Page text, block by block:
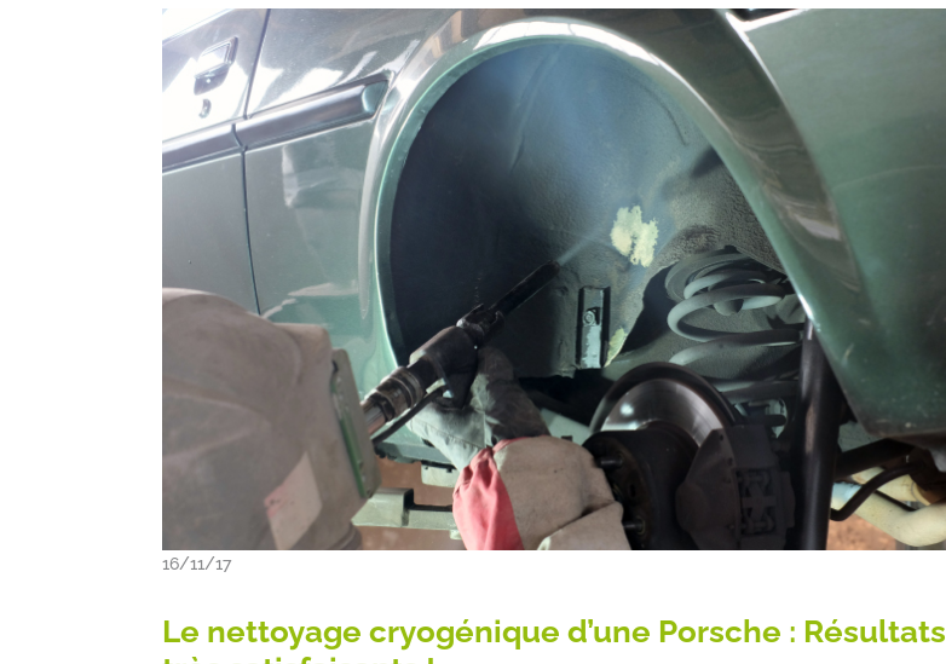
16/11/17
Le nettoyage cryogénique d’une Porsche : Résultats